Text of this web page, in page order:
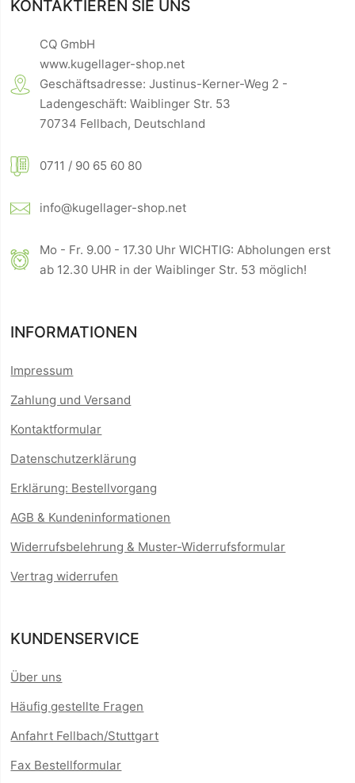
KONTAKTIEREN SIE UNS
CQ GmbH
www.kugellager-shop.net
Geschäftsadresse: Justinus-Kerner-Weg 2 -
Ladengeschäft: Waiblinger Str. 53
70734 Fellbach, Deutschland
0711 / 90 65 60 80
info@kugellager-shop.net
Mo - Fr. 9.00 - 17.30 Uhr WICHTIG: Abholungen erst
ab 12.30 UHR in der Waiblinger Str. 53 möglich!
INFORMATIONEN
Impressum
Zahlung und Versand
Kontaktformular
Datenschutzerklärung
Erklärung: Bestellvorgang
AGB & Kundeninformationen
Widerrufsbelehrung & Muster-Widerrufsformular
Vertrag widerrufen
KUNDENSERVICE
Über uns
Häufig gestellte Fragen
Anfahrt Fellbach/Stuttgart
Fax Bestellformular